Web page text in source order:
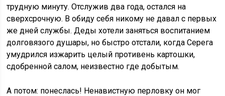
трудную минуту. Отслужив два года, остался на
сверхсрочную. В обиду себя никому не давал с первых
же дней службы. Деды хотели заняться воспитанием
долговязого душары, но быстро отстали, когда Серега
умудрился изжарить целый противень картошки,
сдобренной салом, неизвестно где добытым.
А потом: понеслась! Ненавистную перловку он мог